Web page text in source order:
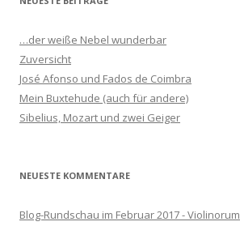
n
a
c
h
…der weiße Nebel wunderbar
Zuversicht
José Afonso und Fados de Coimbra
Mein Buxtehude (auch für andere)
Sibelius, Mozart und zwei Geiger
NEUESTE KOMMENTARE
Blog-Rundschau im Februar 2017 - Violinorum